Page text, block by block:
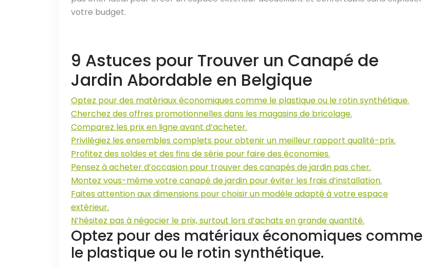
votre budget.
9 Astuces pour Trouver un Canapé de
Jardin Abordable en Belgique
Optez pour des matériaux économiques comme le plastique ou le rotin synthétique.
Cherchez des offres promotionnelles dans les magasins de bricolage.
Comparez les prix en ligne avant d’acheter.
Privilégiez les ensembles complets pour obtenir un meilleur rapport qualité-prix.
Profitez des soldes et des fins de série pour faire des économies.
Pensez à acheter d’occasion pour trouver des canapés de jardin pas cher.
Montez vous-même votre canapé de jardin pour éviter les frais d’installation.
Faites attention aux dimensions pour choisir un modèle adapté à votre espace
extérieur.
N’hésitez pas à négocier le prix, surtout lors d’achats en grande quantité.
Optez pour des matériaux économiques comme
le plastique ou le rotin synthétique.